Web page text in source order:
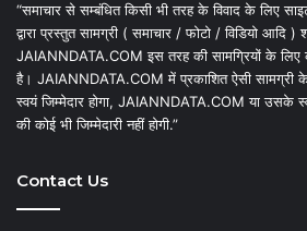
“समाचार से सम्बंधित किसी भी तरह के विवाद के लिए
द्वारा प्रस्तुत सामग्री ( समाचार / फोटो / विडियो आदि )
JAIANNDATA.COM इस तरह की सामग्रियों के लिए
है। JAIANNDATA.COM में प्रकाशित ऐसी सामग्री
स्वयं जिम्मेदार होगा, JAIANNDATA.COM या उसके
की कोई भी जिम्मेदारी नहीं होगी.”
Contact Us